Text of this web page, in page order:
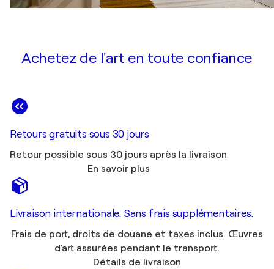
Achetez de l'art en toute confiance
Retours gratuits sous 30 jours
Retour possible sous 30 jours après la livraison
En savoir plus
Livraison internationale. Sans frais supplémentaires.
Frais de port, droits de douane et taxes inclus. Œuvres
d'art assurées pendant le transport.
Détails de livraison